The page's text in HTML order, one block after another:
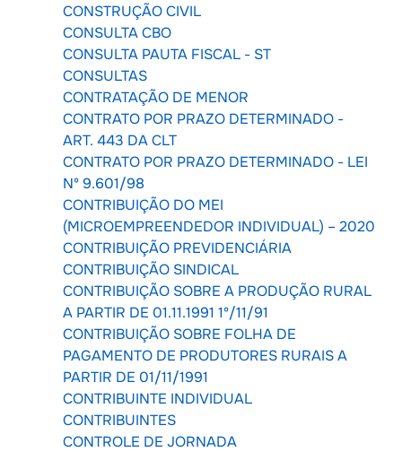
CONSTRUÇÃO CIVIL
CONSULTA CBO
CONSULTA PAUTA FISCAL - ST
CONSULTAS
CONTRATAÇÃO DE MENOR
CONTRATO POR PRAZO DETERMINADO -
ART. 443 DA CLT
CONTRATO POR PRAZO DETERMINADO - LEI
Nº 9.601/98
CONTRIBUIÇÃO DO MEI
(MICROEMPREENDEDOR INDIVIDUAL) – 2020
CONTRIBUIÇÃO PREVIDENCIÁRIA
CONTRIBUIÇÃO SINDICAL
CONTRIBUIÇÃO SOBRE A PRODUÇÃO RURAL
A PARTIR DE 01.11.1991 1º/11/91
CONTRIBUIÇÃO SOBRE FOLHA DE
PAGAMENTO DE PRODUTORES RURAIS A
PARTIR DE 01/11/1991
CONTRIBUINTE INDIVIDUAL
CONTRIBUINTES
CONTROLE DE JORNADA